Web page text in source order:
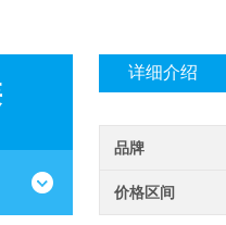
详细介绍
品牌
价格区间